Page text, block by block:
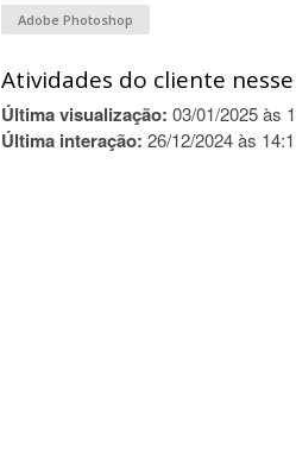
Adobe Photoshop
Atividades do cliente
Última visualização: 03/01/2025 às
Última interação: 26/12/2024 às